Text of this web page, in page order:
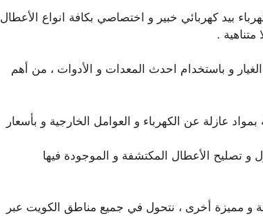
بيد كهربائي خبير و اختصاصي بكافة انواع الأعطال
.
و باستخدام احدث المعدات و الأدوات ، من أهم
عازلة عن الكهرباء و العوامل الخارجية و بأسعار
و تصليح الأعطال المكتشفة و الموجودة فيها
و مميزة أخرى ، نتحول في جميع مناطق الكويت عبر